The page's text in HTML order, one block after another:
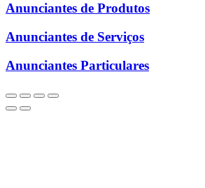
Anunciantes de Produtos
Anunciantes de Serviços
Anunciantes Particulares